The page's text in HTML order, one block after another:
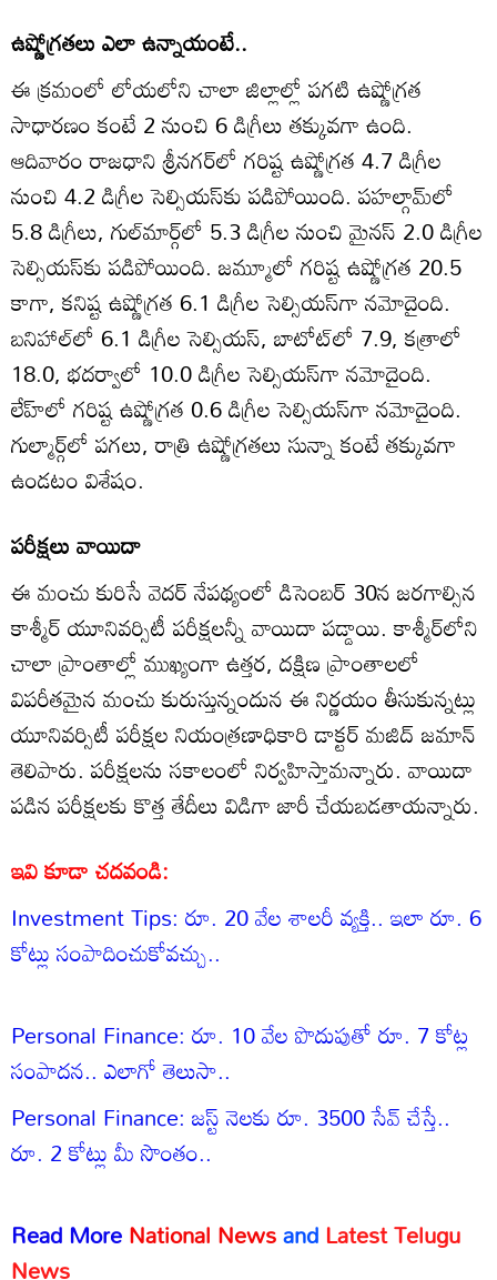
ఉష్ణోగ్రతలు ఎలా ఉన్నాయంటే..
ఈ క్రమంలో లోయలోని చాలా జిల్లాల్లో పగటి ఉష్ణోగ్రత
సాధారణం కంటే 2 నుంచి 6 డిగ్రీలు తక్కువగా ఉంది.
ఆదివారం రాజధాని శ్రీనగర్‌లో గరిష్ట ఉష్ణోగ్రత 4.7 డిగ్రీల
నుంచి 4.2 డిగ్రీల సెల్సియస్‌కు పడిపోయింది. పహల్గామ్‌లో
5.8 డిగ్రీలు, గుల్‌మార్గ్‌లో 5.3 డిగ్రీల నుంచి మైనస్ 2.0 డిగ్రీల
సెల్సియస్‌కు పడిపోయింది. జమ్మూలో గరిష్ట ఉష్ణోగ్రత 20.5
కాగా, కనిష్ట ఉష్ణోగ్రత 6.1 డిగ్రీల సెల్సియస్‌గా నమోదైంది.
బనిహాల్‌లో 6.1 డిగ్రీల సెల్సియస్, బాటోట్‌లో 7.9, కత్రాలో
18.0, భదర్వాలో 10.0 డిగ్రీల సెల్సియస్‌గా నమోదైంది.
లేహ్‌లో గరిష్ట ఉష్ణోగ్రత 0.6 డిగ్రీల సెల్సియస్‌గా నమోదైంది.
గుల్మార్గ్‌లో పగలు, రాత్రి ఉష్ణోగ్రతలు సున్నా కంటే తక్కువగా
ఉండటం విశేషం.
పరీక్షలు వాయిదా
ఈ మంచు కురిసే వెదర్ నేపథ్యంలో డిసెంబర్ 30న జరగాల్సిన
కాశ్మీర్ యూనివర్సిటీ పరీక్షలన్నీ వాయిదా పడ్డాయి. కాశ్మీర్‌లోని
చాలా ప్రాంతాల్లో ముఖ్యంగా ఉత్తర, దక్షిణ ప్రాంతాలలో
విపరీతమైన మంచు కురుస్తున్నందున ఈ నిర్ణయం తీసుకున్నట్లు
యూనివర్సిటీ పరీక్షల నియంత్రణాధికారి డాక్టర్ మజిద్ జమాన్
తెలిపారు. పరీక్షలను సకాలంలో నిర్వహిస్తామన్నారు. వాయిదా
పడిన పరీక్షలకు కొత్త తేదీలు విడిగా జారీ చేయబడతాయన్నారు.
ఇవి కూడా చదవండి:
Investment Tips: రూ. 20 వేల శాలరీ వ్యక్తి.. ఇలా రూ. 6
కోట్లు సంపాదించుకోవచ్చు..
Personal Finance: రూ. 10 వేల పొదుపుతో రూ. 7 కోట్ల
సంపాదన.. ఎలాగో తెలుసా..
Personal Finance: జస్ట్ నెలకు రూ. 3500 సేవ్ చేస్తే..
రూ. 2 కోట్లు మీ సొంతం..
Read MoreNational Newsand Latest Telugu
News